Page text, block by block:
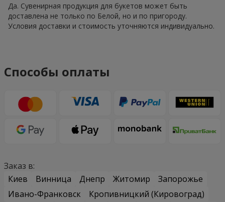
Да. Сувенирная продукция для букетов может быть
доставлена не только по Белой, но и по пригороду.
Условия доставки и стоимость уточняются индивидуально.
Способы оплаты
Заказ в:
Киев
Винница Днепр Житомир
Запорожье
Ивано-Франковск
Кропивницкий (Кировоград)